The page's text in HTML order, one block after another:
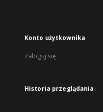
Konto użytkownika
Zaloguj się
Historia przeglądania